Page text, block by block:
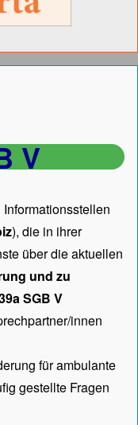
V
), die in ihrer
über die aktuellen
und zu
SGB V
innen
für ambulante
gestellte Fragen